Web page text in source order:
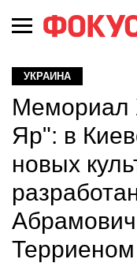
УКРАИНА
Мемориал
Яр": в
новых